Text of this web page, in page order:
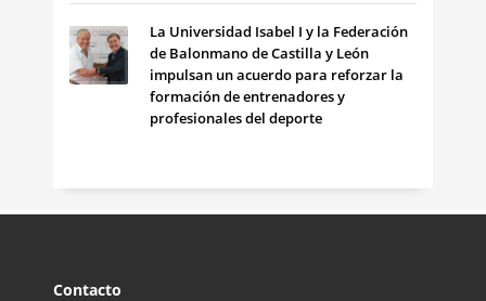
La Universidad Isabel I y la Federación
de Balonmano de Castilla y León
impulsan un acuerdo para reforzar la
formación de entrenadores y
profesionales del deporte
Contacto